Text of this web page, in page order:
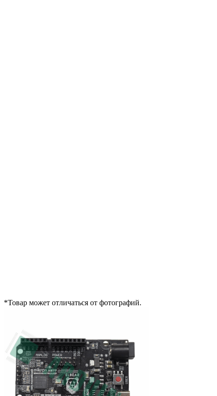
*Товар может отличаться от фотографий.